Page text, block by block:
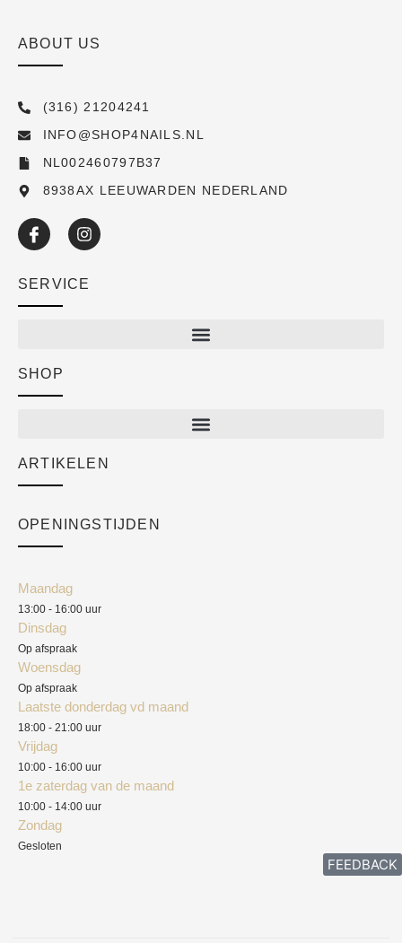
ABOUT US
(316) 21204241
INFO@SHOP4NAILS.NL
NL002460797B37
8938AX LEEUWARDEN NEDERLAND
SERVICE
Academy
SHOP
ARTIKELEN
OPENINGSTIJDEN
Maandag
13:00 - 16:00 uur
Dinsdag
Op afspraak
Woensdag
Op afspraak
Laatste donderdag vd maand
18:00 - 21:00 uur
Vrijdag
10:00 - 16:00 uur
1e zaterdag van de maand
10:00 - 14:00 uur
Zondag
Gesloten
FEEDBACK